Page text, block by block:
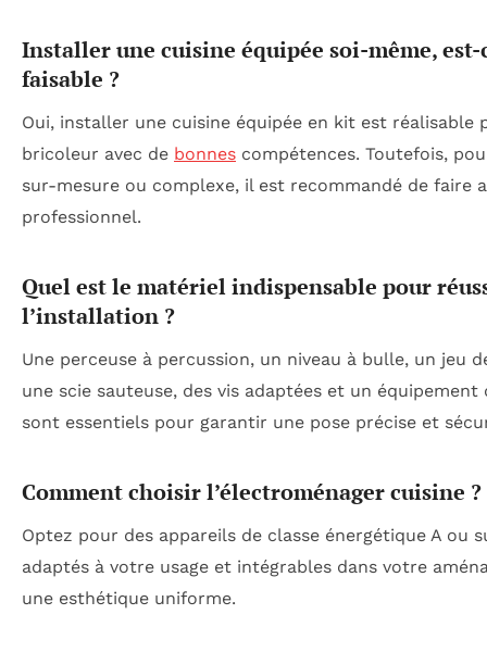
Installer une cuisine équipée soi-même,
faisable ?
Oui, installer une cuisine équipée en kit est réalisable
bricoleur avec de bonnes compétences. Toutefois,
sur-mesure ou complexe, il est recommandé de faire
professionnel.
Quel est le matériel indispensable pour
l’installation ?
Une perceuse à percussion, un niveau à bulle, un jeu
une scie sauteuse, des vis adaptées et un équipement
sont essentiels pour garantir une pose précise et
Comment choisir l’électroménager cuisine ?
Optez pour des appareils de classe énergétique A ou
adaptés à votre usage et intégrables dans votre
une esthétique uniforme.